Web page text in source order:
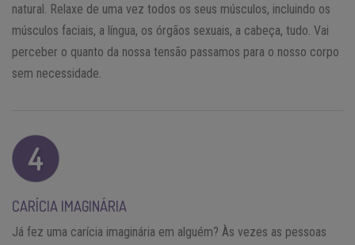
natural. Relaxe de uma vez todos os seus músculos, incluindo os
músculos faciais, a língua, os órgãos sexuais, a cabeça, tudo. Vai
perceber o quanto da nossa tensão passamos para o nosso corpo
sem necessidade.
CARÍCIA IMAGINÁRIA
Já fez uma carícia imaginária em alguém? Às vezes as pessoas